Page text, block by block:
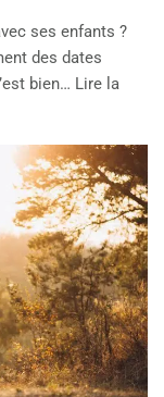
ses enfants ?
des dates
bien… Lire la